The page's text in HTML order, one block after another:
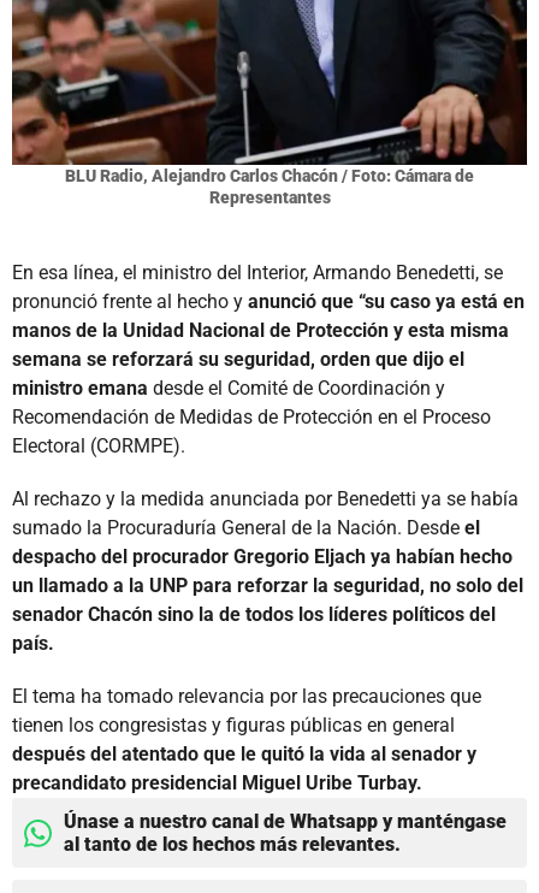
BLU Radio, Alejandro Carlos Chacón / Foto: Cámara de
Representantes
En esa línea, el ministro del Interior, Armando Benedetti, se
pronunció frente al hecho y anunció que “su caso ya está en
manos de la Unidad Nacional de Protección y esta misma
semana se reforzará su seguridad, orden que dijo el
ministro emana desde el Comité de Coordinación y
Recomendación de Medidas de Protección en el Proceso
Electoral (CORMPE).
Al rechazo y la medida anunciada por Benedetti ya se había
sumado la Procuraduría General de la Nación. Desde el
despacho del procurador Gregorio Eljach ya habían hecho
un llamado a la UNP para reforzar la seguridad, no solo del
senador Chacón sino la de todos los líderes políticos del
país.
El tema ha tomado relevancia por las precauciones que
tienen los congresistas y figuras públicas en general
después del atentado que le quitó la vida al senador y
precandidato presidencial Miguel Uribe Turbay.
Únase a nuestro canal de Whatsapp y manténgase
al tanto de los hechos más relevantes.